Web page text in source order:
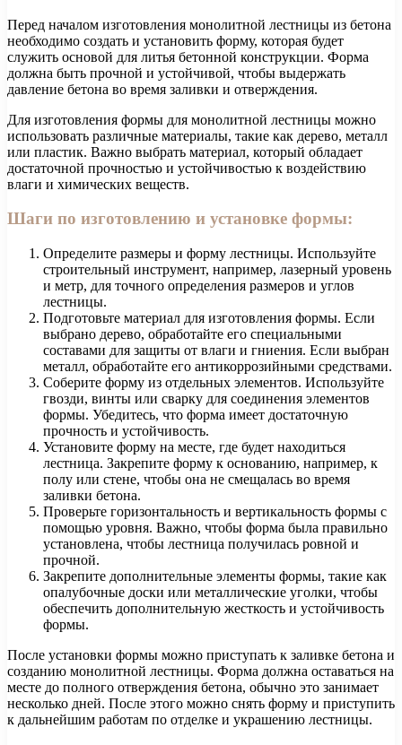
Перед началом изготовления монолитной лестницы из бетона
необходимо создать и установить форму, которая будет
служить основой для литья бетонной конструкции. Форма
должна быть прочной и устойчивой, чтобы выдержать
давление бетона во время заливки и отверждения.
Для изготовления формы для монолитной лестницы можно
использовать различные материалы, такие как дерево, металл
или пластик. Важно выбрать материал, который обладает
достаточной прочностью и устойчивостью к воздействию
влаги и химических веществ.
Шаги по изготовлению и установке формы:
Определите размеры и форму лестницы. Используйте
строительный инструмент, например, лазерный уровень
и метр, для точного определения размеров и углов
лестницы.
Подготовьте материал для изготовления формы. Если
выбрано дерево, обработайте его специальными
составами для защиты от влаги и гниения. Если выбран
металл, обработайте его антикоррозийными средствами.
Соберите форму из отдельных элементов. Используйте
гвозди, винты или сварку для соединения элементов
формы. Убедитесь, что форма имеет достаточную
прочность и устойчивость.
Установите форму на месте, где будет находиться
лестница. Закрепите форму к основанию, например, к
полу или стене, чтобы она не смещалась во время
заливки бетона.
Проверьте горизонтальность и вертикальность формы с
помощью уровня. Важно, чтобы форма была правильно
установлена, чтобы лестница получилась ровной и
прочной.
Закрепите дополнительные элементы формы, такие как
опалубочные доски или металлические уголки, чтобы
обеспечить дополнительную жесткость и устойчивость
формы.
После установки формы можно приступать к заливке бетона и
созданию монолитной лестницы. Форма должна оставаться на
месте до полного отверждения бетона, обычно это занимает
несколько дней. После этого можно снять форму и приступить
к дальнейшим работам по отделке и украшению лестницы.